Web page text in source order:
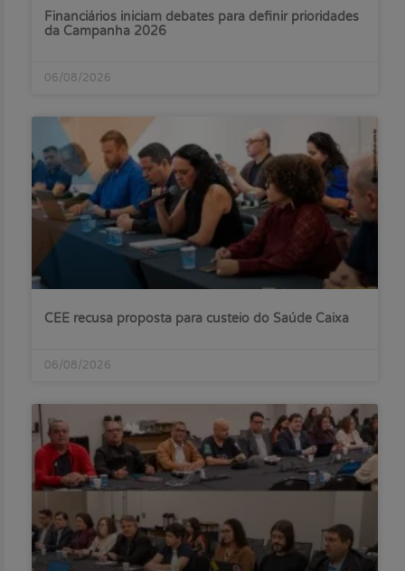
Financiários iniciam debates para definir prioridades
da Campanha 2026
06/08/2026
CEE recusa proposta para custeio do Saúde Caixa
06/08/2026